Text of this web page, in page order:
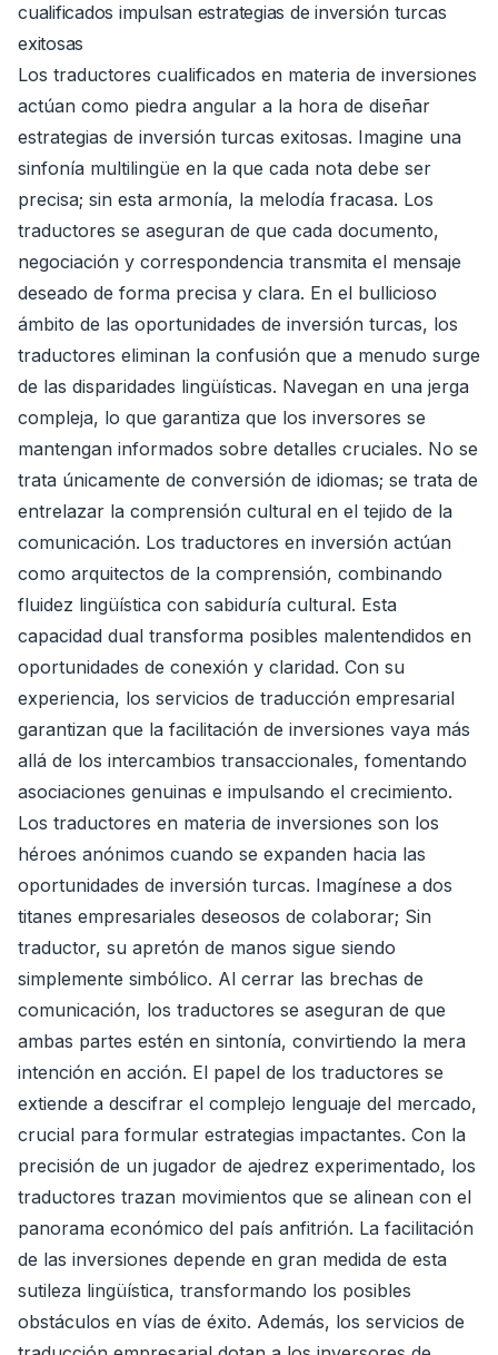
cualificados impulsan estrategias de inversión turcas
exitosas
Los traductores cualificados en materia de inversiones
actúan como piedra angular a la hora de diseñar
estrategias de inversión turcas exitosas. Imagine una
sinfonía multilingüe en la que cada nota debe ser
precisa; sin esta armonía, la melodía fracasa. Los
traductores se aseguran de que cada documento,
negociación y correspondencia transmita el mensaje
deseado de forma precisa y clara. En el bullicioso
ámbito de las oportunidades de inversión turcas, los
traductores eliminan la confusión que a menudo surge
de las disparidades lingüísticas. Navegan en una jerga
compleja, lo que garantiza que los inversores se
mantengan informados sobre detalles cruciales. No se
trata únicamente de conversión de idiomas; se trata de
entrelazar la comprensión cultural en el tejido de la
comunicación. Los traductores en inversión actúan
como arquitectos de la comprensión, combinando
fluidez lingüística con sabiduría cultural. Esta
capacidad dual transforma posibles malentendidos en
oportunidades de conexión y claridad. Con su
experiencia, los servicios de traducción empresarial
garantizan que la facilitación de inversiones vaya más
allá de los intercambios transaccionales, fomentando
asociaciones genuinas e impulsando el crecimiento.
Los traductores en materia de inversiones son los
héroes anónimos cuando se expanden hacia las
oportunidades de inversión turcas. Imagínese a dos
titanes empresariales deseosos de colaborar; Sin
traductor, su apretón de manos sigue siendo
simplemente simbólico. Al cerrar las brechas de
comunicación, los traductores se aseguran de que
ambas partes estén en sintonía, convirtiendo la mera
intención en acción. El papel de los traductores se
extiende a descifrar el complejo lenguaje del mercado,
crucial para formular estrategias impactantes. Con la
precisión de un jugador de ajedrez experimentado, los
traductores trazan movimientos que se alinean con el
panorama económico del país anfitrión. La facilitación
de las inversiones depende en gran medida de esta
sutileza lingüística, transformando los posibles
obstáculos en vías de éxito. Además, los servicios de